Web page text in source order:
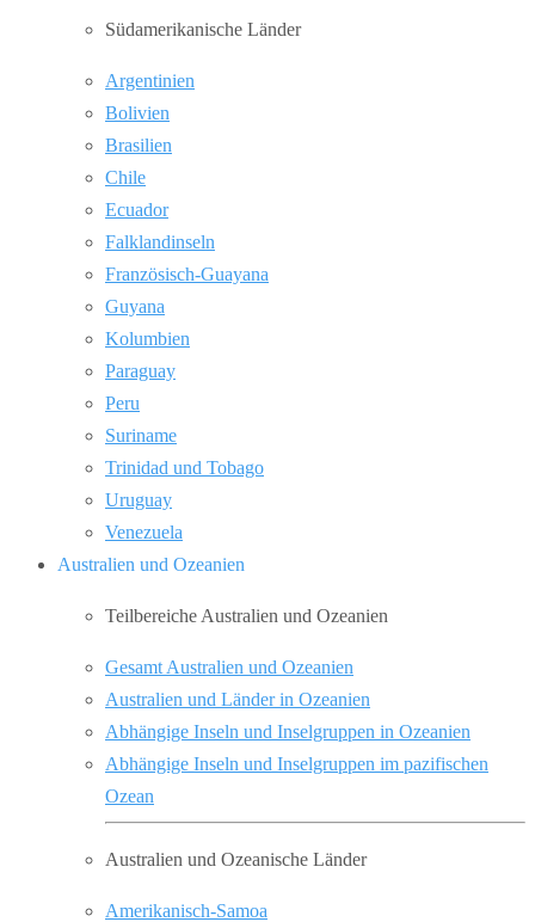
Südamerikanische Länder
Argentinien
Bolivien
Brasilien
Chile
Ecuador
Falklandinseln
Französisch-Guayana
Guyana
Kolumbien
Paraguay
Peru
Suriname
Trinidad und Tobago
Uruguay
Venezuela
Australien und Ozeanien
Teilbereiche Australien und Ozeanien
Gesamt Australien und Ozeanien
Australien und Länder in Ozeanien
Abhängige Inseln und Inselgruppen in Ozeanien
Abhängige Inseln und Inselgruppen im pazifischen
Ozean
Australien und Ozeanische Länder
Amerikanisch-Samoa